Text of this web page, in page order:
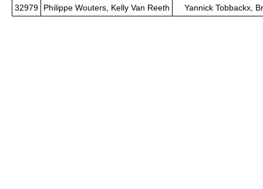
32979
Philippe Wouters, Kelly Van Reeth Yannick Tobbackx,